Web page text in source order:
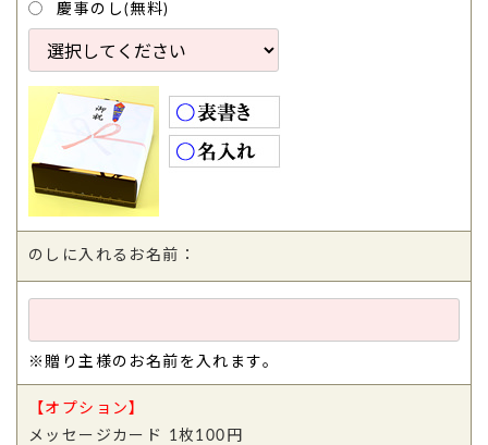
慶事のし(無料)
のしに入れるお名前：
※贈り主様のお名前を入れます。
【オプション】
メッセージカード 1枚100円